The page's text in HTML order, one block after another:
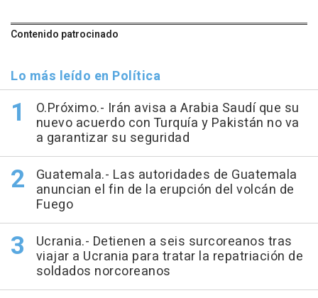
Contenido patrocinado
Lo más leído en Política
O.Próximo.- Irán avisa a Arabia Saudí que su
nuevo acuerdo con Turquía y Pakistán no va
a garantizar su seguridad
Guatemala.- Las autoridades de Guatemala
anuncian el fin de la erupción del volcán de
Fuego
Ucrania.- Detienen a seis surcoreanos tras
viajar a Ucrania para tratar la repatriación de
soldados norcoreanos